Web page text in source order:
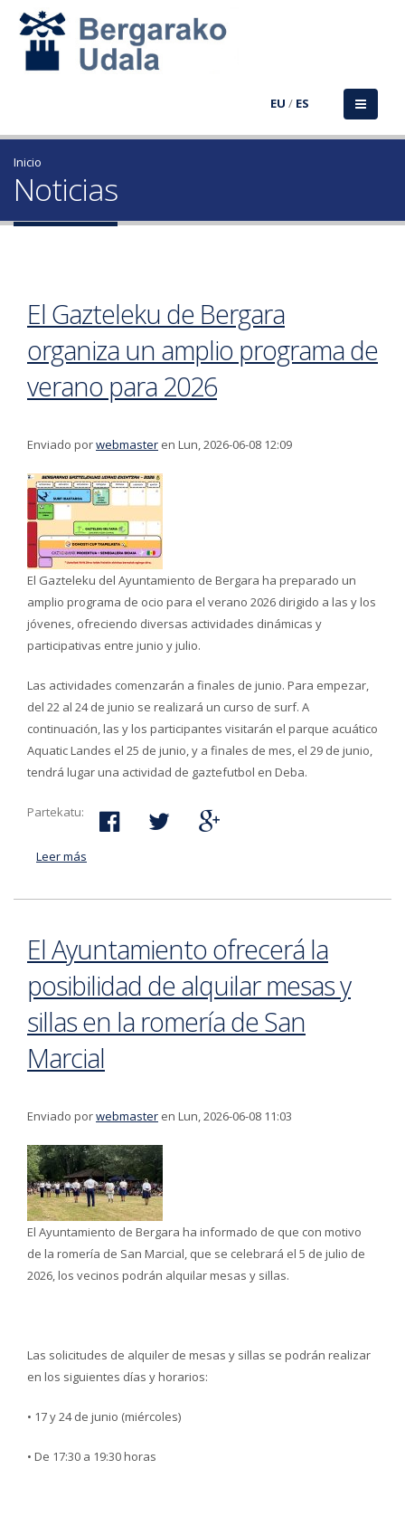
EU / ES
Inicio
Noticias
El Gazteleku de Bergara
organiza un amplio programa de
verano para 2026
Enviado porwebmaster en Lun, 2026-06-08 12:09
El Gazteleku del Ayuntamiento de Bergara ha preparado un
amplio programa de ocio para el verano 2026 dirigido a las y los
jóvenes, ofreciendo diversas actividades dinámicas y
participativas entre junio y julio.
Las actividades comenzarán a finales de junio. Para empezar,
del 22 al 24 de junio se realizará un curso de surf. A
continuación, las y los participantes visitarán el parque acuático
Aquatic Landes el 25 de junio, y a finales de mes, el 29 de junio,
tendrá lugar una actividad de gaztefutbol en Deba.
Partekatu:
Leer más
El Ayuntamiento ofrecerá la
posibilidad de alquilar mesas y
sillas en la romería de San
Marcial
Enviado porwebmaster en Lun, 2026-06-08 11:03
El Ayuntamiento de Bergara ha informado de que con motivo
de la romería de San Marcial, que se celebrará el 5 de julio de
2026, los vecinos podrán alquilar mesas y sillas.
Las solicitudes de alquiler de mesas y sillas se podrán realizar
en los siguientes días y horarios:
• 17 y 24 de junio (miércoles)
• De 17:30 a 19:30 horas